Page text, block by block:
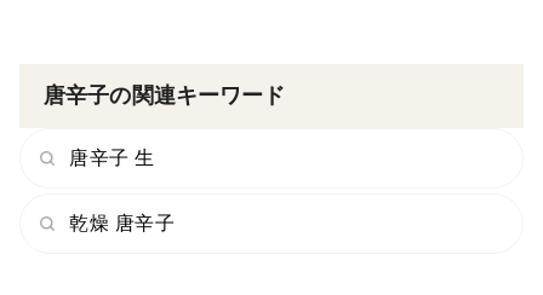
唐辛子の関連キーワード
唐辛子 生
乾燥 唐辛子